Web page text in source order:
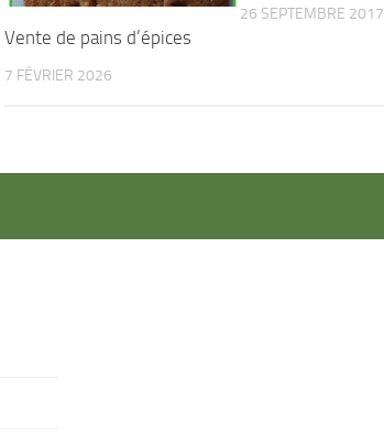
Vente de pains d’épices
7 FÉVRIER 2026
26 SEPTEMBRE 2017